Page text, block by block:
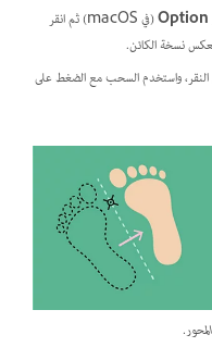
Option
(في macOS) ثم انقر
لعكس نسخة الكائن.
واستخدم السحب مع الضغط على